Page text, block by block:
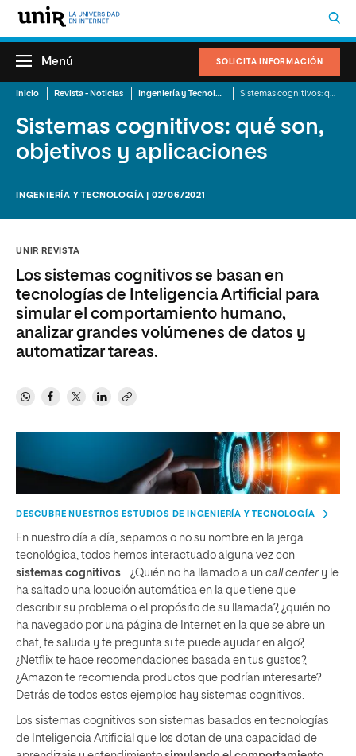
SOLICITA INFORMACIÓN
Menú
Inicio Revista - Noticias Ingeniería y Tecnología
Sistemas cognitivos: qué son,
objetivos y aplicaciones
INGENIERÍA Y TECNOLOGÍA | 02/06/2021
UNIR REVISTA
Los sistemas cognitivos se basan en
tecnologías de Inteligencia Artificial para
simular el comportamiento humano,
analizar grandes volúmenes de datos y
automatizar tareas.
DESCUBRE NUESTROS ESTUDIOS DE INGENIERÍA Y TECNOLOGÍA
En nuestro día a día, sepamos o no su nombre en la jerga
tecnológica, todos hemos interactuado alguna vez con
sistemas cognitivos… ¿Quién no ha llamado a un call centery le
ha saltado una locución automática en la que tiene que
describir su problema o el propósito de su llamada?, ¿quién no
ha navegado por una página de Internet en la que se abre un
chat, te saluda y te pregunta si te puede ayudar en algo?,
¿Netflix te hace recomendaciones basada en tus gustos?,
¿Amazon te recomienda productos que podrían interesarte?
Detrás de todos estos ejemplos hay sistemas cognitivos.
Los sistemas cognitivos son sistemas basados en tecnologías
de Inteligencia Artificial que los dotan de una capacidad de